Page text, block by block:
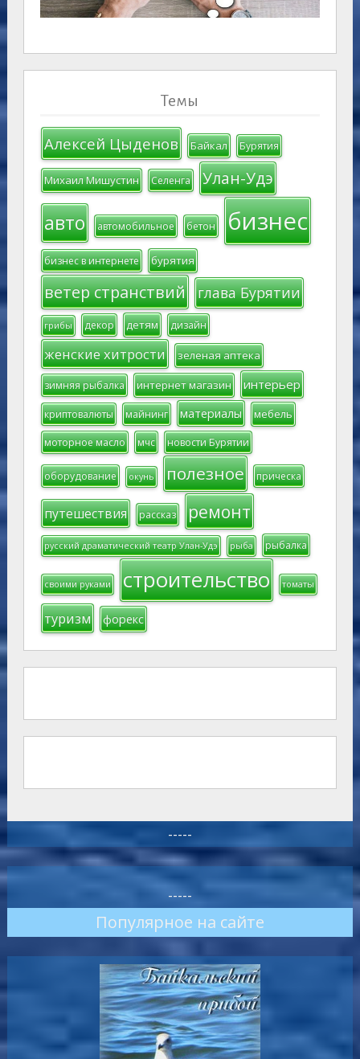
Темы
Алексей Цыденов Байкал Бурятия
Михаил Мишустин Селенга Улан-Удэ
авто автомобильное бетон бизнес
бизнес в интернете бурятия
ветер странствий глава Бурятии
грибы декор детям дизайн
женские хитрости зеленая аптека
зимняя рыбалка интернет магазин интерьер
криптовалюты майнинг материалы мебель
моторное масло мчс новости Бурятии
оборудование окунь полезное прическа
путешествия рассказ ремонт
русский драматический театр Улан-Удэ рыба рыбалка
своими руками строительство томаты
туризм форекс
-----
-----
Популярное на сайте